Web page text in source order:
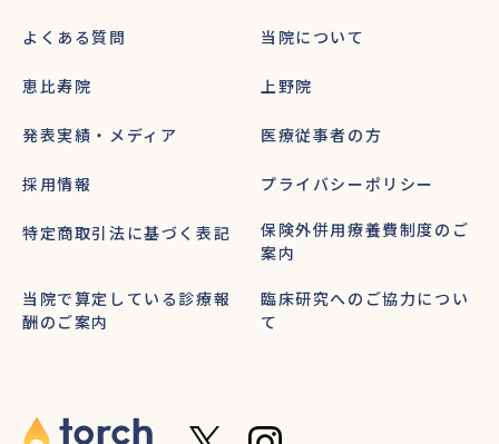
よくある質問 当院について
恵比寿院 上野院
発表実績・メディア 医療従事者の方
採用情報 プライバシーポリシー
特定商取引法に基づく表記
保険外併用療養費制度のご
案内
当院で算定している診療報
酬のご案内
臨床研究へのご協力につい
て